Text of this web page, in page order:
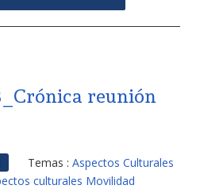
reunión
Temas : Aspectos Culturales
culturales Movilidad